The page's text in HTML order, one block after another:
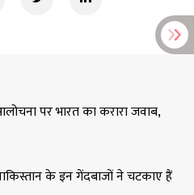
पर भारत का करारा जवाब,
के इन गेंदबाजों ने चटकाए हैं